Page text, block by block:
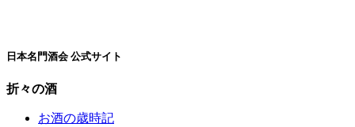
日本名門酒会 公式サイト
折々の酒
お酒の歳時記